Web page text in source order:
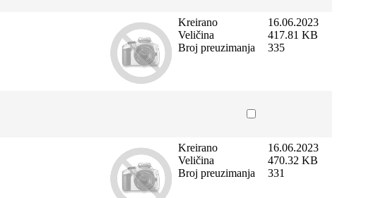
Kreirano
Veličina
Broj preuzimanja
16.06.2023
417.81 KB
335
Kreirano
Veličina
Broj preuzimanja
16.06.2023
470.32 KB
331